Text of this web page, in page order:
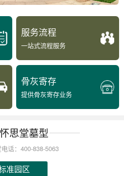
服务流程
一站式流程服务
骨灰寄存
提供骨灰寄存业务
思堂墓型
话：400-838-5063
准园区